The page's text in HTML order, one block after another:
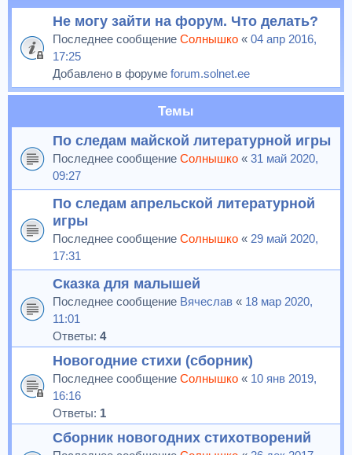
Не могу зайти на форум. Что делать?
Последнее сообщение Солнышко « 04 апр 2016,
17:25
Добавлено в форуме forum.solnet.ee
Темы
По следам майской литературной игры
Последнее сообщение Солнышко « 31 май 2020,
09:27
По следам апрельской литературной
игры
Последнее сообщение Солнышко « 29 май 2020,
17:31
Сказка для малышей
Последнее сообщение Вячеслав « 18 мар 2020,
11:01
Ответы: 4
Новогодние стихи (сборник)
Последнее сообщение Солнышко « 10 янв 2019,
16:16
Ответы: 1
Сборник новогодних стихотворений